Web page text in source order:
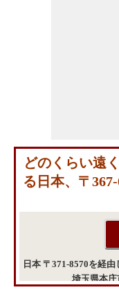
どのくらい遠
る日本、〒
日本 〒371-8570を経
埼玉県本